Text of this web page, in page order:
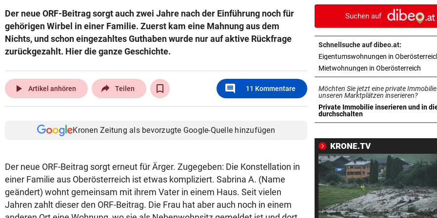
Der neue ORF-Beitrag sorgt auch zwei Jahre nach der Einführung noch für
gehörigen Wirbel in einer Familie. Zuerst kam eine Mahnung aus dem
Nichts, und schon eingezahltes Guthaben wurde nur auf aktive Rückfrage
zurückgezahlt. Hier die ganze Geschichte.
play_arrow Artikel anhören Teilen comment 11 Kommentare
Kronen Zeitung als bevorzugte Google-Quelle hinzufügen
Der neue ORF-Beitrag sorgt erneut für Ärger. Zugegeben: Die Konstellation in
einer Familie aus Oberösterreich ist etwas kompliziert. Sabrina A. (Name
geändert) wohnt gemeinsam mit ihrem Vater in einem Haus. Seit vielen
Jahren zahlt dieser den ORF-Beitrag. Die Frau hat aber auch noch in einem
Geschäft von Rosenbauer
NEUES MODELL vor
Regeln bei Deutschkursen
jetzt verschärft
CHEF VON VERSICHERUNG:
„Ein kalkulierbares Wetter
nicht mehr“
IM STRÖMENDEN REGEN
über Leitschiene
FAZIT NACH EINEM MONAT vor 9
Bäcker zu Steuersenkung:
Kunden ist das egal“
MYSTERIÖSE „GRAFFITIS“ vor
Suchen auf
Schnellsuche auf dibeo.at:
Eigentumswohnungen in
Mietwohnungen in Oberösterreich
Möchten Sie jetzt eine private
unseren Marktplätzen inserieren?
Private Immobilie inserieren und in
durchschalten
in neuem Tab öffnen
KRONE.TV